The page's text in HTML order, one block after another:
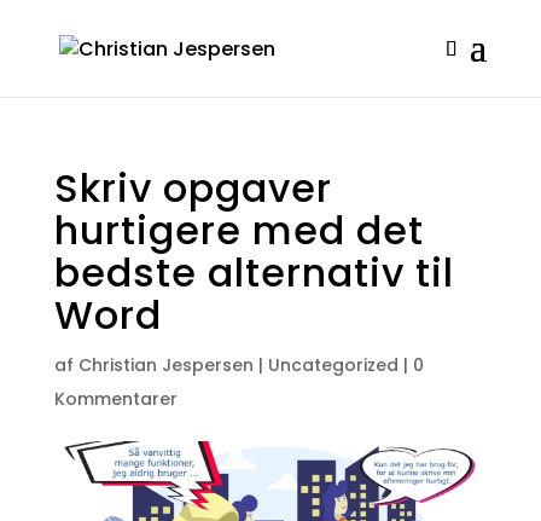
Skriv opgaver
hurtigere med det
bedste alternativ til
Word
af Christian Jespersen | Uncategorized | 0
Kommentarer